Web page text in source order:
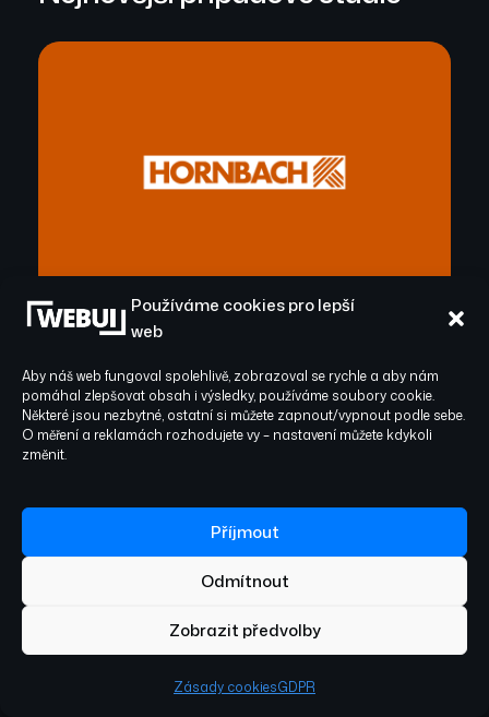
Používáme cookies pro lepší
web
Aby náš web fungoval spolehlivě, zobrazoval se rychle a aby nám
pomáhal zlepšovat obsah i výsledky, používáme soubory cookie.
Některé jsou nezbytné, ostatní si můžete zapnout/vypnout podle sebe.
O měření a reklamách rozhodujete vy – nastavení můžete kdykoli
změnit.
Příjmout
Odmítnout
Zobrazit předvolby
Zásady cookiesGDPR
Hornbach „Prkno /
Doska“: dvojjazyčná
hlasovací kampaň s